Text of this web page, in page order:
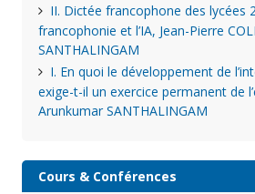
II. Dictée francophone des lycées
francophonie et l’IA, Jean-Pierre
SANTHALINGAM
I. En quoi le développement de
exige-t-il un exercice permanent de
Arunkumar SANTHALINGAM
Cours & Conférences